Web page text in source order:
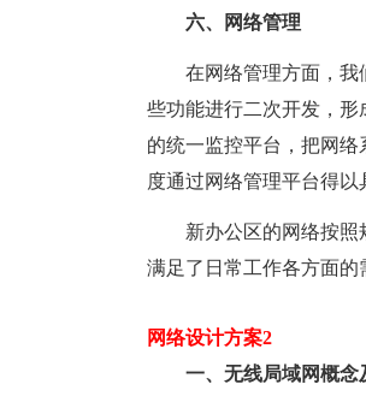
六、网络管理
在网络管理方面，我们
些功能进行二次开发，
的统一监控平台，把网
度通过网络管理平台得以
新办公区的网络按照规
满足了日常工作各方面的
网络设计方案2
一、无线局域网概念